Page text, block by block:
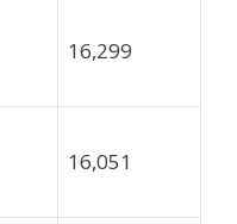
16,299
16,051